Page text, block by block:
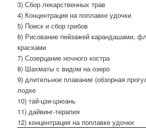
3) Сбор лекарственных трав
4) Концентрация на поплавке удочки
5) Поиск и сбор грибов
6) Рисование пейзажей карандашами,
красками
7) Созерцание ночного костра
8) Шахматы с видом на озеро
9) длительное плавание (обзорная
лодке
10) тай-цзи-цзюань
11) дайвинг-терапия
12) концентрация на поплавке удочки